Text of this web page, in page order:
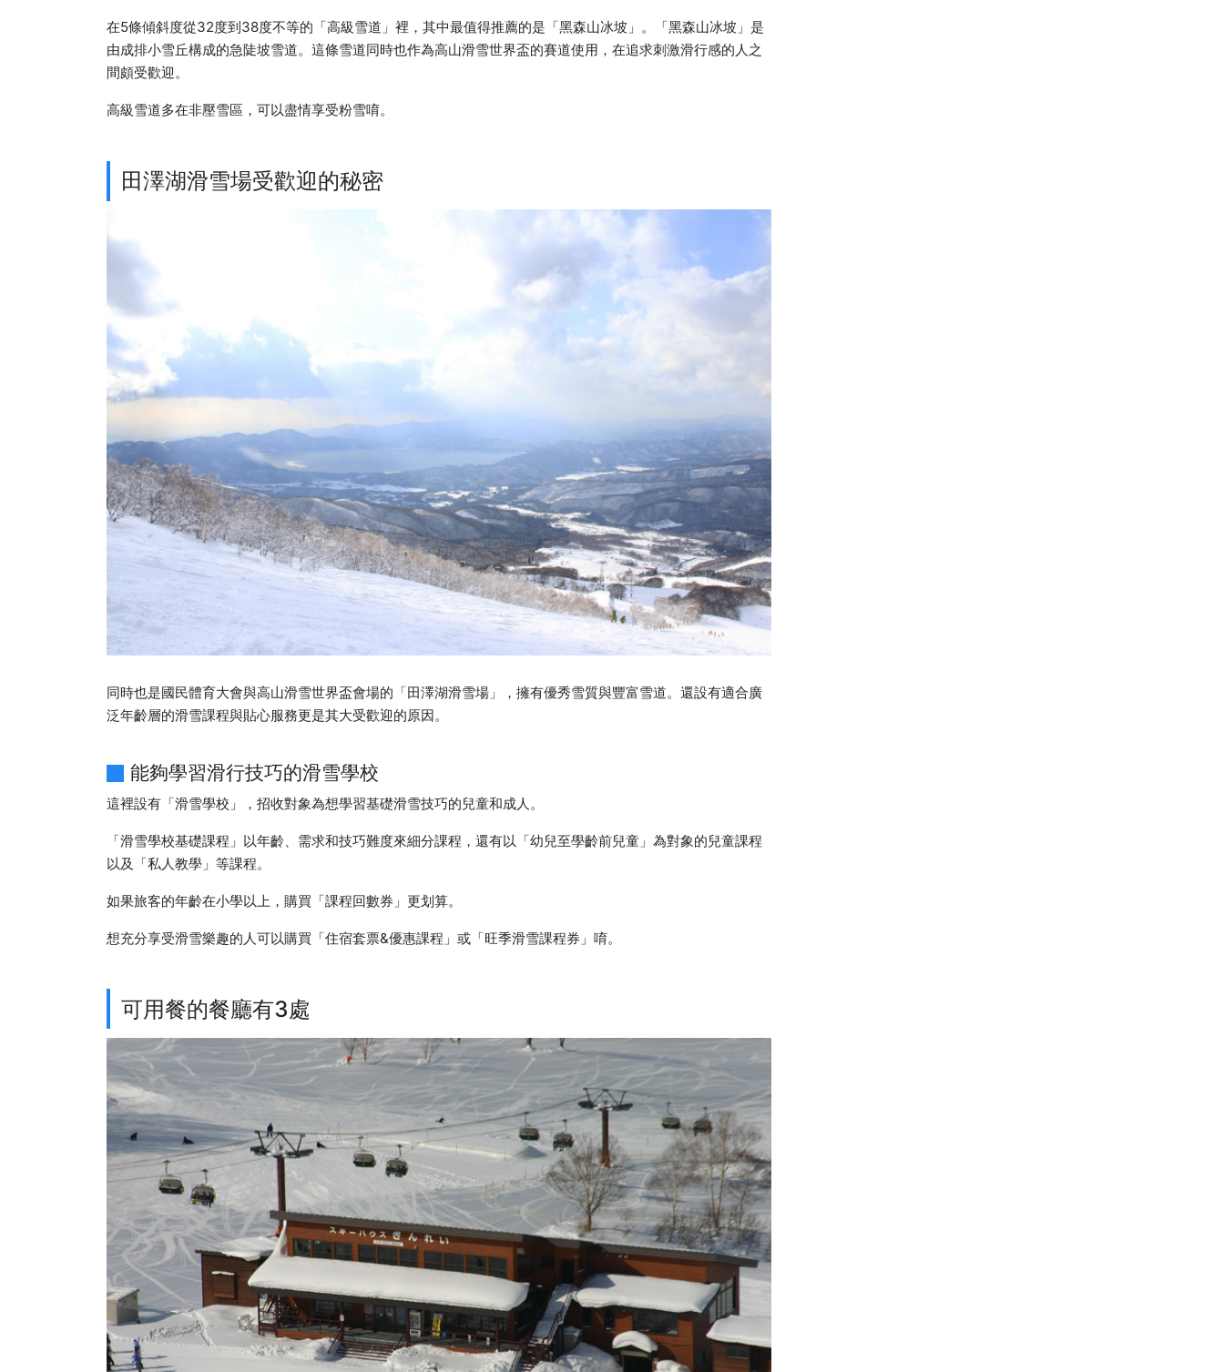
在5條傾斜度從32度到38度不等的「高級雪道」裡，其中最值得推薦的是「黑森山冰坡」。「黑森山冰坡」是
由成排小雪丘構成的急陡坡雪道。這條雪道同時也作為高山滑雪世界盃的賽道使用，在追求刺激滑行感的人之
間頗受歡迎。
高級雪道多在非壓雪區，可以盡情享受粉雪唷。
田澤湖滑雪場受歡迎的秘密
同時也是國民體育大會與高山滑雪世界盃會場的「田澤湖滑雪場」，擁有優秀雪質與豐富雪道。還設有適合廣
泛年齡層的滑雪課程與貼心服務更是其大受歡迎的原因。
能夠學習滑行技巧的滑雪學校
這裡設有「滑雪學校」，招收對象為想學習基礎滑雪技巧的兒童和成人。
「滑雪學校基礎課程」以年齡、需求和技巧難度來細分課程，還有以「幼兒至學齡前兒童」為對象的兒童課程
以及「私人教學」等課程。
如果旅客的年齡在小學以上，購買「課程回數券」更划算。
想充分享受滑雪樂趣的人可以購買「住宿套票&優惠課程」或「旺季滑雪課程券」唷。
可用餐的餐廳有3處